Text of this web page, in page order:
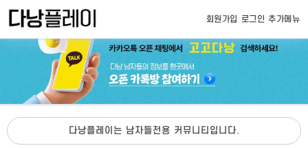
회원가입 로그인 추가메뉴
다낭플레이는 남자들전용 커뮤니티입니다.